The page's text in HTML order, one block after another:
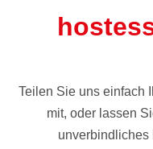
Teilen Sie uns einfach
mit, oder lassen
unverbindliches